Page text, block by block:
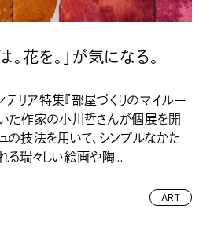
花を。」が気になる。
リア特集『部屋づくりのマイルー
た作家の小川哲さんが個展を開
技法を用いて、シンプルなかた
る瑞々しい絵画や陶...
ART